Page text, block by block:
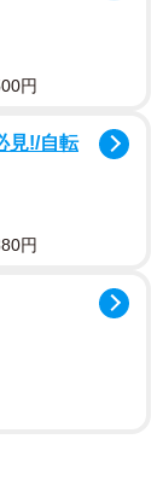
の安さ」を重視す
、「節約のた
した人は全体
態が浮き彫り
円
見!/自転
円